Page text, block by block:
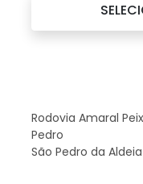
Rodovia Amaral
Pedro
São Pedro da